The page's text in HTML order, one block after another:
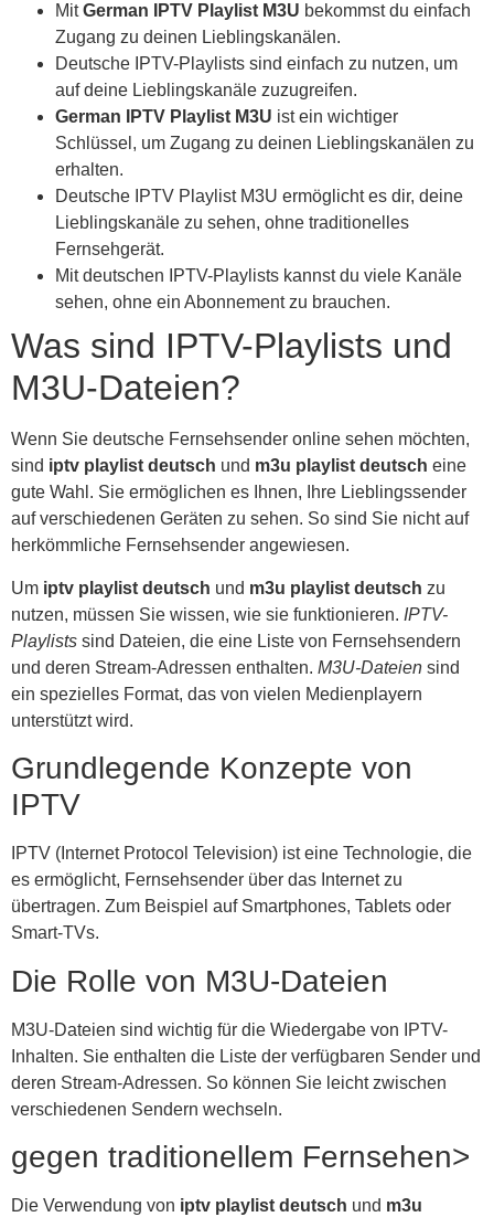
MitGerman IPTV Playlist M3U bekommst du einfach
Zugang zu deinen Lieblingskanälen.
Deutsche IPTV-Playlists sind einfach zu nutzen, um
auf deine Lieblingskanäle zuzugreifen.
German IPTV Playlist M3U ist ein wichtiger
Schlüssel, um Zugang zu deinen Lieblingskanälen zu
erhalten.
Deutsche IPTV Playlist M3U ermöglicht es dir, deine
Lieblingskanäle zu sehen, ohne traditionelles
Fernsehgerät.
Mit deutschen IPTV-Playlists kannst du viele Kanäle
sehen, ohne ein Abonnement zu brauchen.
Was sind IPTV-Playlists und
M3U-Dateien?
Wenn Sie deutsche Fernsehsender online sehen möchten,
sind iptv playlist deutsch und m3u playlist deutsch eine
gute Wahl. Sie ermöglichen es Ihnen, Ihre Lieblingssender
auf verschiedenen Geräten zu sehen. So sind Sie nicht auf
herkömmliche Fernsehsender angewiesen.
Um iptv playlist deutsch und m3u playlist deutsch zu
nutzen, müssen Sie wissen, wie sie funktionieren. IPTV-
Playlists sind Dateien, die eine Liste von Fernsehsendern
und deren Stream-Adressen enthalten. M3U-Dateien sind
ein spezielles Format, das von vielen Medienplayern
unterstützt wird.
Grundlegende Konzepte von
IPTV
IPTV (Internet Protocol Television) ist eine Technologie, die
es ermöglicht, Fernsehsender über das Internet zu
übertragen. Zum Beispiel auf Smartphones, Tablets oder
Smart-TVs.
Die Rolle von M3U-Dateien
M3U-Dateien sind wichtig für die Wiedergabe von IPTV-
Inhalten. Sie enthalten die Liste der verfügbaren Sender und
deren Stream-Adressen. So können Sie leicht zwischen
verschiedenen Sendern wechseln.
gegen traditionellem Fernsehen>
Die Verwendung von iptv playlist deutsch und m3u